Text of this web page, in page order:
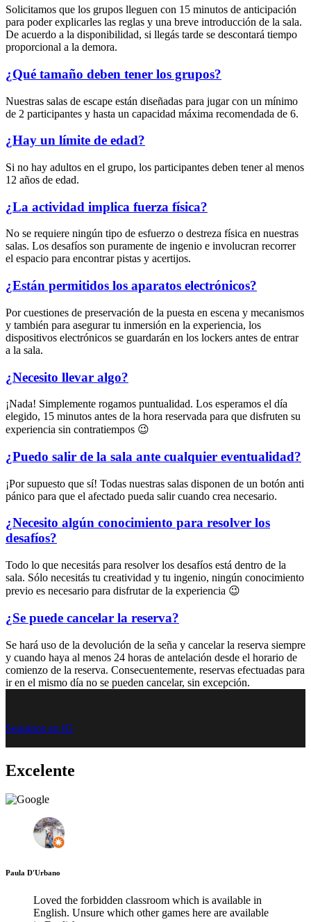
Solicitamos que los grupos lleguen con 15 minutos de anticipación
para poder explicarles las reglas y una breve introducción de la sala.
De acuerdo a la disponibilidad, si llegás tarde se descontará tiempo
proporcional a la demora.
¿Qué tamaño deben tener los grupos?
Nuestras salas de escape están diseñadas para jugar con un mínimo
de 2 participantes y hasta un capacidad máxima recomendada de 6.
¿Hay un límite de edad?
Si no hay adultos en el grupo, los participantes deben tener al menos
12 años de edad.
¿La actividad implica fuerza física?
No se requiere ningún tipo de esfuerzo o destreza física en nuestras
salas. Los desafíos son puramente de ingenio e involucran recorrer
el espacio para encontrar pistas y acertijos.
¿Están permitidos los aparatos electrónicos?
Por cuestiones de preservación de la puesta en escena y mecanismos
y también para asegurar tu inmersión en la experiencia, los
dispositivos electrónicos se guardarán en los lockers antes de entrar
a la sala.
¿Necesito llevar algo?
¡Nada! Simplemente rogamos puntualidad. Los esperamos el día
elegido, 15 minutos antes de la hora reservada para que disfruten su
experiencia sin contratiempos 😉
¿Puedo salir de la sala ante cualquier eventualidad?
¡Por supuesto que sí! Todas nuestras salas disponen de un botón anti
pánico para que el afectado pueda salir cuando crea necesario.
¿Necesito algún conocimiento para resolver los
desafíos?
Todo lo que necesitás para resolver los desafíos está dentro de la
sala. Sólo necesitás tu creatividad y tu ingenio, ningún conocimiento
previo es necesario para disfrutar de la experiencia 😉
¿Se puede cancelar la reserva?
Se hará uso de la devolución de la seña y cancelar la reserva siempre
y cuando haya al menos 24 horas de antelación desde el horario de
comienzo de la reserva. Consecuentemente, reservas efectuadas para
ir en el mismo día no se pueden cancelar, sin excepción.
Seguinos en IG
Excelente
Paula D'Urbano
Loved the forbidden classroom which is available in
English. Unsure which other games here are available